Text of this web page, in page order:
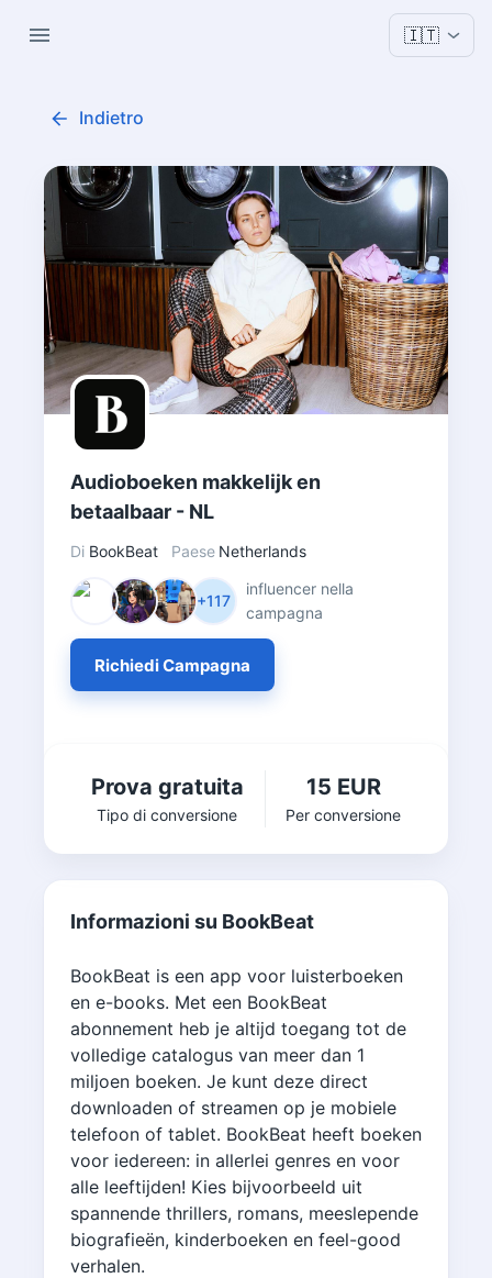
🇮🇹
Indietro
Audioboeken makkelijk en
betaalbaar - NL
Di BookBeat Paese Netherlands
+117
influencer nella
campagna
Richiedi Campagna
Prova gratuita
Tipo di conversione
15 EUR
Per conversione
Informazioni su BookBeat
BookBeat is een app voor luisterboeken
en e-books. Met een BookBeat
abonnement heb je altijd toegang tot de
volledige catalogus van meer dan 1
miljoen boeken. Je kunt deze direct
downloaden of streamen op je mobiele
telefoon of tablet. BookBeat heeft boeken
voor iedereen: in allerlei genres en voor
alle leeftijden! Kies bijvoorbeeld uit
spannende thrillers, romans, meeslepende
biografieën, kinderboeken en feel-good
verhalen.